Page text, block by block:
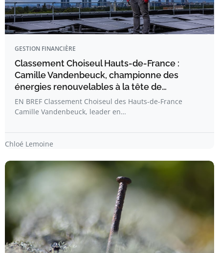
GESTION FINANCIÈRE
Classement Choiseul Hauts-de-France :
Camille Vandenbeuck, championne des
énergies renouvelables à la tête de…
EN BREF Classement Choiseul des Hauts-de-France
Camille Vandenbeuck, leader en…
Chloé Lemoine